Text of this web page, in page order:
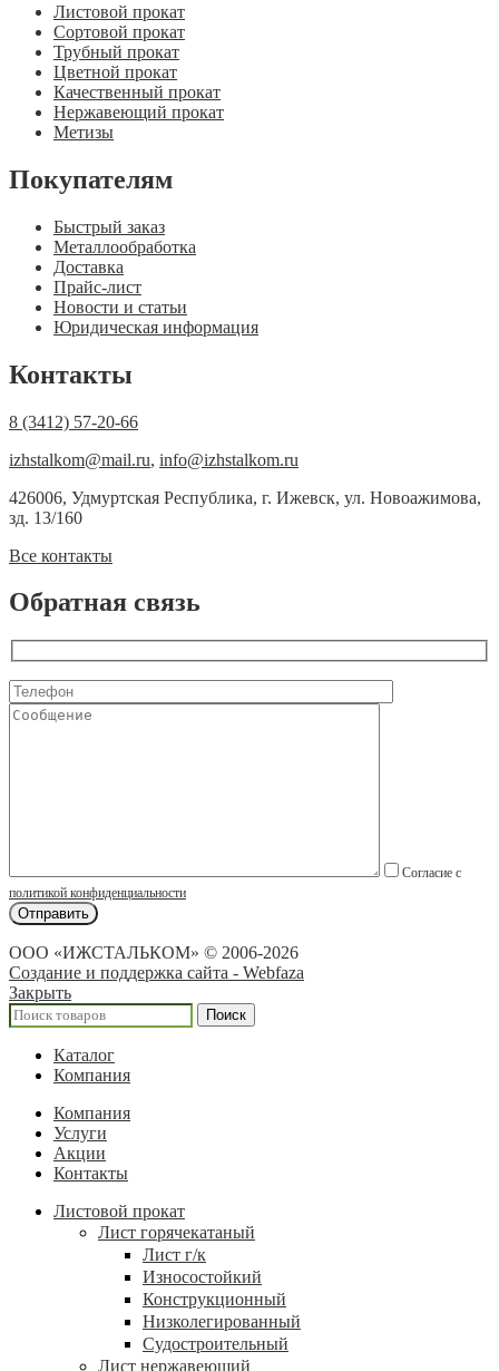
Листовой прокат
Сортовой прокат
Трубный прокат
Цветной прокат
Качественный прокат
Нержавеющий прокат
Метизы
Покупателям
Быстрый заказ
Металлообработка
Доставка
Прайс-лист
Новости и статьи
Юридическая информация
Контакты
8 (3412) 57-20-66
izhstalkom@mail.ru, info@izhstalkom.ru
426006, Удмуртская Республика, г. Ижевск, ул. Новоажимова,
зд. 13/160
Все контакты
Обратная связь
Согласие с
политикой конфиденциальности
ООО «ИЖСТАЛЬКОМ» © 2006-2026
Создание и поддержка сайта - Webfaza
Закрыть
Поиск
Каталог
Компания
Компания
Услуги
Акции
Контакты
Листовой прокат
Лист горячекатаный
Лист г/к
Износостойкий
Конструкционный
Низколегированный
Судостроительный
Лист нержавеющий